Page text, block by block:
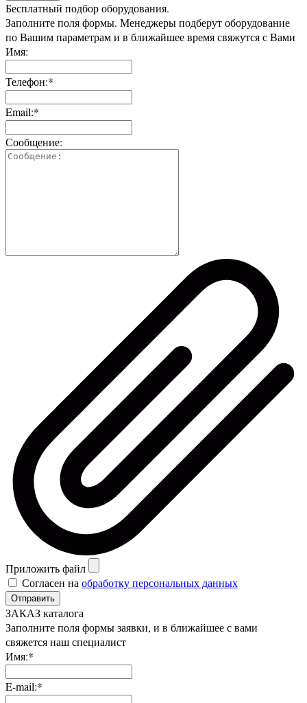
Бесплатный подбор оборудования.
Заполните поля формы. Менеджеры подберут оборудование
по Вашим параметрам и в ближайшее время свяжутся с Вами
Имя:
Телефон:*
Email:*
Сообщение:
Приложить файл
Согласен на обработку персональных данных
Отправить
ЗАКАЗ каталога
Заполните поля формы заявки, и в ближайшее с вами
свяжется наш специалист
Имя:*
E-mail:*